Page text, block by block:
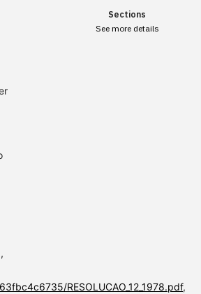
RESOLUCAO_12_1978.pdf,
Sections
See more details